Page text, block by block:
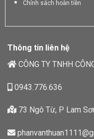
Chính sách hoàn tiền
Thông tin liên hệ
CÔNG TY TNHH
0943.776.636
73 Ngô Từ, P Lam